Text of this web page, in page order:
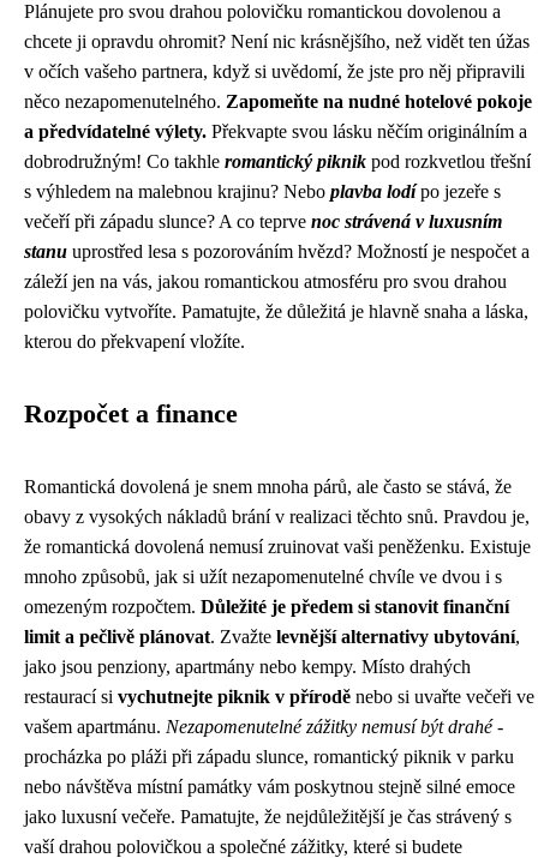
Plánujete pro svou drahou polovičku romantickou dovolenou a
chcete ji opravdu ohromit? Není nic krásnějšího, než vidět ten úžas
v očích vašeho partnera, když si uvědomí, že jste pro něj připravili
něco nezapomenutelného. Zapomeňte na nudné hotelové pokoje
a předvídatelné výlety. Překvapte svou lásku něčím originálním a
dobrodružným! Co takhle romantický piknik pod rozkvetlou třešní
s výhledem na malebnou krajinu? Nebo plavba lodípo jezeře s
večeří při západu slunce? A co teprve noc strávená v luxusním
stanu uprostřed lesa s pozorováním hvězd? Možností je nespočet a
záleží jen na vás, jakou romantickou atmosféru pro svou drahou
polovičku vytvoříte. Pamatujte, že důležitá je hlavně snaha a láska,
kterou do překvapení vložíte.
Rozpočet a finance
Romantická dovolená je snem mnoha párů, ale často se stává, že
obavy z vysokých nákladů brání v realizaci těchto snů. Pravdou je,
že romantická dovolená nemusí zruinovat vaši peněženku. Existuje
mnoho způsobů, jak si užít nezapomenutelné chvíle ve dvou i s
omezeným rozpočtem. Důležité je předem si stanovit finanční
limit a pečlivě plánovat. Zvažte levnější alternativy ubytování,
jako jsou penziony, apartmány nebo kempy. Místo drahých
restaurací si vychutnejte piknik v přírodě nebo si uvařte večeři ve
vašem apartmánu. Nezapomenutelné zážitky nemusí být drahé-
procházka po pláži při západu slunce, romantický piknik v parku
nebo návštěva místní památky vám poskytnou stejně silné emoce
jako luxusní večeře. Pamatujte, že nejdůležitější je čas strávený s
vaší drahou polovičkou a společné zážitky, které si budete